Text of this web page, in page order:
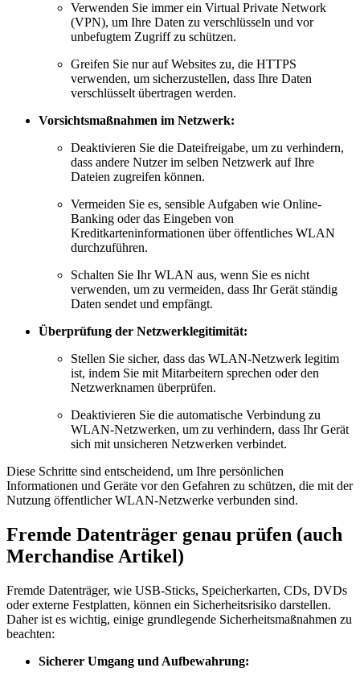
Verwenden Sie immer ein Virtual Private Network
(VPN), um Ihre Daten zu verschlüsseln und vor
unbefugtem Zugriff zu schützen.
Greifen Sie nur auf Websites zu, die HTTPS
verwenden, um sicherzustellen, dass Ihre Daten
verschlüsselt übertragen werden.
Vorsichtsmaßnahmen im Netzwerk:
Deaktivieren Sie die Dateifreigabe, um zu verhindern,
dass andere Nutzer im selben Netzwerk auf Ihre
Dateien zugreifen können.
Vermeiden Sie es, sensible Aufgaben wie Online-
Banking oder das Eingeben von
Kreditkarteninformationen über öffentliches WLAN
durchzuführen.
Schalten Sie Ihr WLAN aus, wenn Sie es nicht
verwenden, um zu vermeiden, dass Ihr Gerät ständig
Daten sendet und empfängt.
Überprüfung der Netzwerklegitimität:
Stellen Sie sicher, dass das WLAN-Netzwerk legitim
ist, indem Sie mit Mitarbeitern sprechen oder den
Netzwerknamen überprüfen.
Deaktivieren Sie die automatische Verbindung zu
WLAN-Netzwerken, um zu verhindern, dass Ihr Gerät
sich mit unsicheren Netzwerken verbindet.
Diese Schritte sind entscheidend, um Ihre persönlichen
Informationen und Geräte vor den Gefahren zu schützen, die mit der
Nutzung öffentlicher WLAN-Netzwerke verbunden sind.
Fremde Datenträger genau prüfen (auch
Merchandise Artikel)
Fremde Datenträger, wie USB-Sticks, Speicherkarten, CDs, DVDs
oder externe Festplatten, können ein Sicherheitsrisiko darstellen.
Daher ist es wichtig, einige grundlegende Sicherheitsmaßnahmen zu
beachten:
Sicherer Umgang und Aufbewahrung: